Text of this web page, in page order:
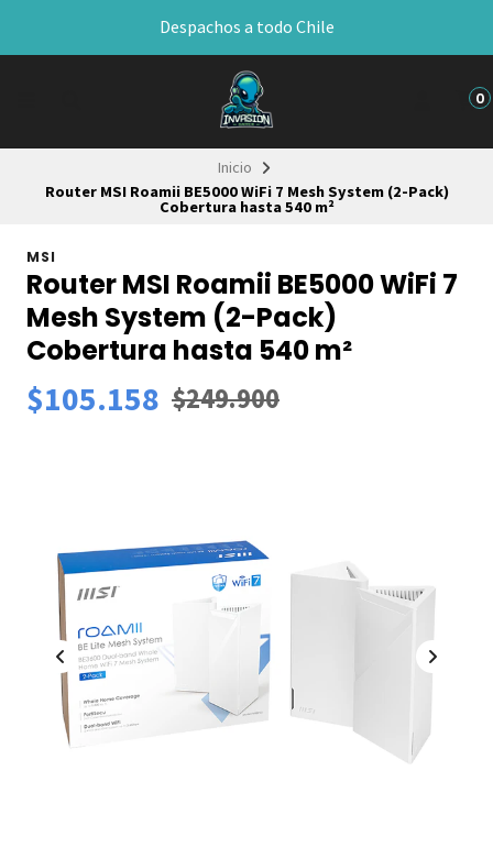
Despachos a todo Chile
0
Inicio
Router MSI Roamii BE5000 WiFi 7 Mesh System (2-Pack)
Cobertura hasta 540 m²
MSI
Router MSI Roamii BE5000 WiFi 7
Mesh System (2-Pack)
Cobertura hasta 540 m²
$105.158 $249.900